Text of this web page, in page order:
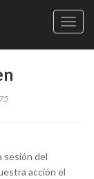
sesión del
acción el